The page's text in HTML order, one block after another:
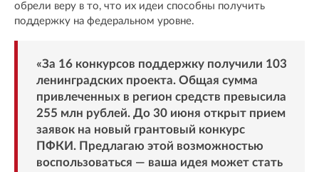
обрели веру в то, что их идеи способны получить
поддержку на федеральном уровне.
«За 16 конкурсов поддержку получили 103
ленинградских проекта. Общая сумма
привлеченных в регион средств превысила
255 млн рублей. До 30 июня открыт прием
заявок на новый грантовый конкурс
ПФКИ. Предлагаю этой возможностью
воспользоваться — ваша идея может стать